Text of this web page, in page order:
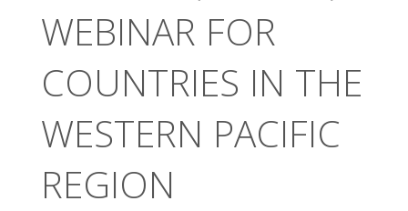
WEBINAR FOR
COUNTRIES IN THE
WESTERN PACIFIC
REGION